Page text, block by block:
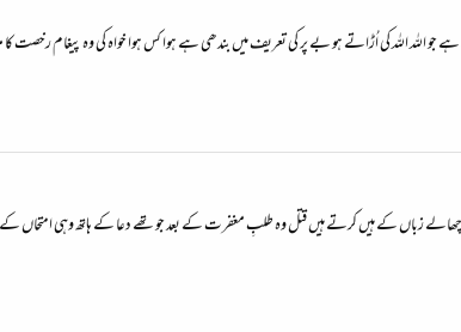
اللہ کی اُڑاتے ہو بے پر کی تعریف میں بندھی ہے ہوا کس ہوا خواہ کی وہ پیغام رخصت کا
زباں کے ہیں کرتے ہیں قتل وہ طلبِ مغفرت کے بعد جو تھے دعا کے ہاتھ وہی امتحاں